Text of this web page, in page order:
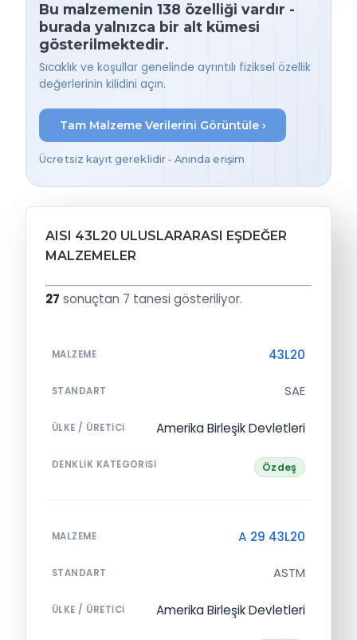
Bu malzemenin 138 özelliği vardır -
burada yalnızca bir alt kümesi
gösterilmektedir.
Sıcaklık ve koşullar genelinde ayrıntılı fiziksel özellik
değerlerinin kilidini açın.
Tam Malzeme Verilerini Görüntüle ›
Ücretsiz kayıt gereklidir • Anında erişim
AISI 43L20 ULUSLARARASI EŞDEĞER
MALZEMELER
27 sonuçtan 7 tanesi gösteriliyor.
MALZEME 43L20
STANDART SAE
ÜLKE / ÜRETICI Amerika Birleşik Devletleri
DENKLIK KATEGORISI Özdeş
MALZEME A 29 43L20
STANDART ASTM
ÜLKE / ÜRETICI Amerika Birleşik Devletleri